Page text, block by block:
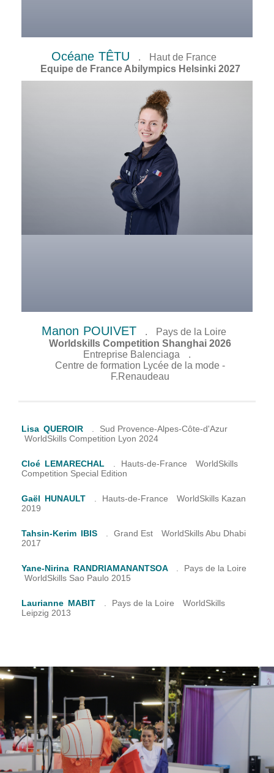
Océane TÊTU .
Haut de France
Equipe de France Abilympics Helsinki 2027
Manon POUIVET .
Pays de la Loire
Worldskills Competition Shanghai 2026
Entreprise Balenciaga
.
Centre de formation Lycée de la mode -
F.Renaudeau
Lisa QUEROIR
Sud Provence-Alpes-Côte-d'Azur
WorldSkills Competition Lyon 2024
Cloé LEMARECHAL Hauts-de-France
WorldSkills
Competition Special Edition
Gaël HUNAULT Hauts-de-France
WorldSkills Kazan
2019
Tahsin-Kerim IBIS Grand Est
WorldSkills Abu Dhabi
2017
Yane-Nirina RANDRIAMANANTSOA
Pays de la Loire
WorldSkills Sao Paulo 2015
Laurianne MABIT Pays de la Loire
WorldSkills
Leipzig 2013